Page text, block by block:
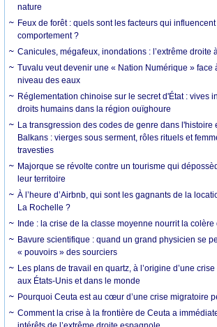
nature
Feux de forêt : quels sont les facteurs qui
comportement ?
Canicules, mégafeux, inondations : l’extrême droite
Tuvalu veut devenir une « Nation Numérique » face
niveau des eaux
Réglementation chinoise sur le secret d'État : vives
droits humains dans la région ouïghoure
La transgression des codes de genre dans l'histoire
Balkans : vierges sous serment, rôles rituels et
travesties
Majorque se révolte contre un tourisme qui
leur territoire
À l’heure d’Airbnb, qui sont les gagnants de la
La Rochelle ?
Inde : la crise de la classe moyenne nourrit la colère
Bavure scientifique : quand un grand physicien se
« pouvoirs » des sourciers
Les plans de travail en quartz, à l’origine d’une
aux États-Unis et dans le monde
Pourquoi Ceuta est au cœur d’une crise migratoire
Comment la crise à la frontière de Ceuta a